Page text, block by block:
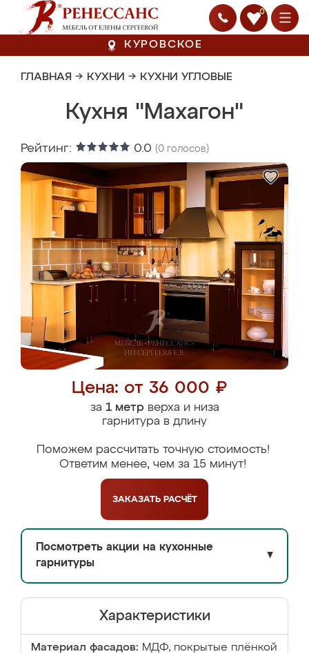
0
КУРОВСКОЕ
ГЛАВНАЯ → КУХНИ → КУХНИ УГЛОВЫЕ
Кухня "Махагон"
Рейтинг: 0.0 (0 голосов)
Цена: от 36 000 ₽
за 1 метрверха и низа
гарнитура в длину
Поможем рассчитать точную стоимость!
Ответим менее, чем за 15 минут!
ЗАКАЗАТЬ РАСЧЁТ
Посмотреть акции на кухонные
гарнитуры
▼
Характеристики
Материал фасадов: МДФ, покрытые плёнкой